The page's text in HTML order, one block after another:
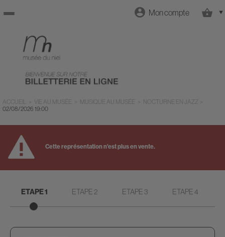
au site
Mon compte
ACCUEIL > VIE AU MUSÉE > MUSIQUE AU MUSÉE > NOCTURNE EN JAZZ >
02/08/2026 19:00
Cette représentation n'est plus en vente.
ETAPE 1 ETAPE 2 ETAPE 3 ETAPE 4